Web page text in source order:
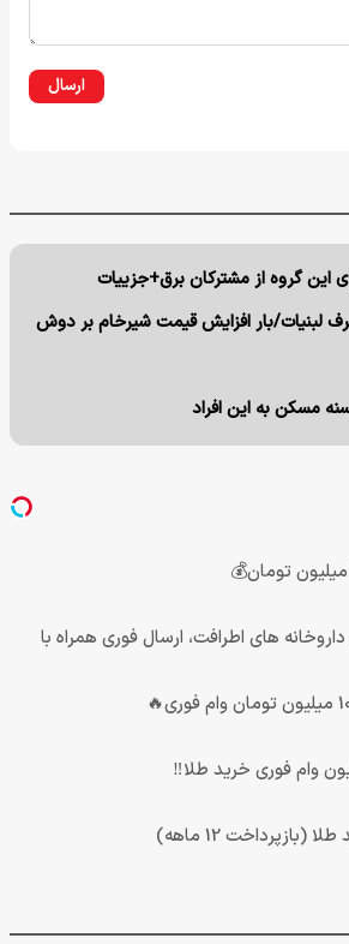
ارسال
مصرف لبنیات/بار افزایش قیمت شیرخام بر دوش
مسکن به این افراد
های اطرافت، ارسال فوری همراه با